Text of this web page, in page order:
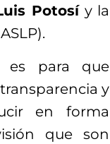
Potosí y la
es para que
y
en forma
que son